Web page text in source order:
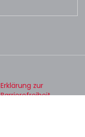
Erklärung zur
Barrierefreiheit